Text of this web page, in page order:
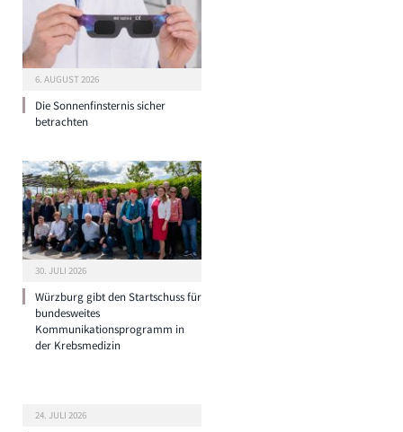
6. AUGUST 2026
Die Sonnenfinsternis sicher
betrachten
30. JULI 2026
Würzburg gibt den Startschuss für
bundesweites
Kommunikationsprogramm in
der Krebsmedizin
24. JULI 2026